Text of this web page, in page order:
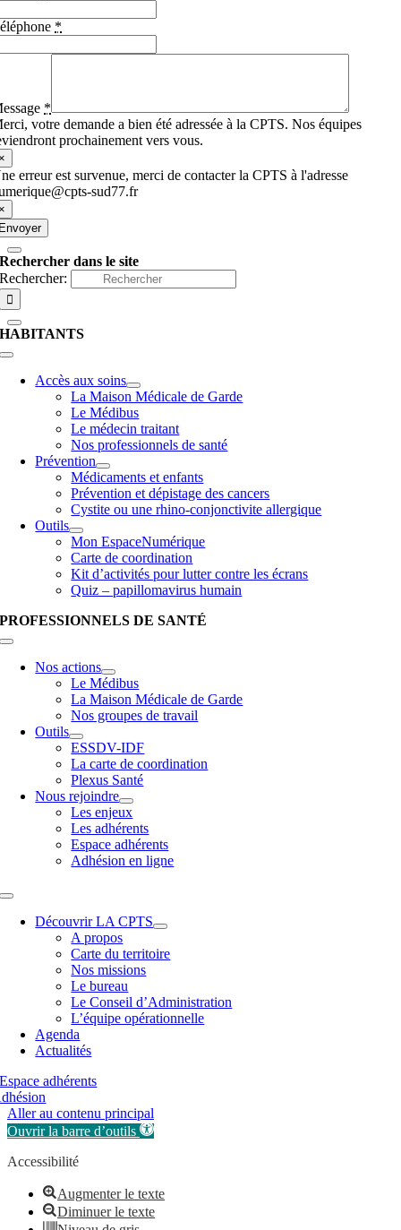
*
*
votre demande a bien été adressée à la CPTS. Nos équipes
prochainement vers vous.
erreur est survenue, merci de contacter la CPTS à l'adresse
sud77.fr
Rechercher dans le site
Rechercher:
HABITANTS
Accès aux soins
La Maison Médicale de Garde
Le Médibus
Le médecin traitant
Nos professionnels de santé
Prévention
Médicaments et enfants
Prévention et dépistage des cancers
Cystite ou une rhino-conjonctivite allergique
Outils
Mon EspaceNumérique
Carte de coordination
Kit d’activités pour lutter contre les écrans
Quiz – papillomavirus humain
PROFESSIONNELS DE SANTÉ
Nos actions
Le Médibus
La Maison Médicale de Garde
Nos groupes de travail
Outils
ESSDV-IDF
La carte de coordination
Plexus Santé
Nous rejoindre
Les enjeux
Les adhérents
Espace adhérents
Adhésion en ligne
Découvrir LA CPTS
A propos
Carte du territoire
Nos missions
Le bureau
Le Conseil d’Administration
L’équipe opérationnelle
Agenda
Actualités
Espace adhérents
Aller au contenu principal
Ouvrir la barre d’outils
Accessibilité
Augmenter le texte
Diminuer le texte